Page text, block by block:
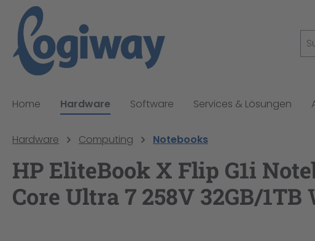
Home Hardware Software Services & Lösungen
Hardware Computing Notebooks
HP EliteBook X Flip G1i
Core Ultra 7 258V 32GB/